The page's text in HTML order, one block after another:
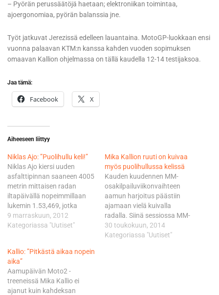
– Pyörän perussäätöjä haetaan; elektroniikan toimintaa,
ajoergonomiaa, pyörän balanssia jne.
Työt jatkuvat Jerezissä edelleen lauantaina. MotoGP-luokkaan ensi
vuonna palaavan KTM:n kanssa kahden vuoden sopimuksen
omaavan Kallion ohjelmassa on tällä kaudella 12-14 testijaksoa.
Jaa tämä:
Facebook X
Aiheeseen liittyy
Niklas Ajo: ”Puolihullu keli!”
Niklas Ajo kiersi uuden
asfalttipinnan saaneen 4005
metrin mittaisen radan
iltapäivällä nopeimmillaan
lukemin 1.53,469, jotka
riittivät 24. sijaan. KTM:llä
kilpaileva Ajo pystyi
kymmenyksellä. - Olosuhteet
olivat todella ihan älyttömän
huonot. Eihän tällaisessa
puolihullussa kelissä
9 marraskuun, 2012
Kategoriassa "Uutiset"
Mika Kallion ruuti on kuivaa
myös puolihullussa kelissä
Kauden kuudennen MM-
osakilpailuviikonvaihteen
aamun harjoitus päästiin
ajamaan vielä kuivalla
radalla. Siinä sessiossa MM-
pistekakkonen Kallio oli 11:s
0,928 pohjista ja sarjaa
30 toukokuun, 2014
Kategoriassa "Uutiset"
Kallio: ”Pitkästä aikaa nopein
aika”
Aamupäivän Moto2 -
treeneissä Mika Kallio ei
ajanut kuin kahdeksan